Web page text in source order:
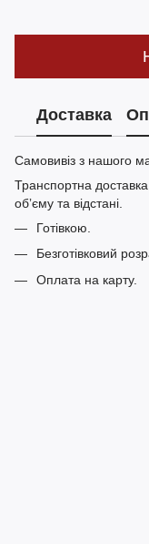
Доставка
Самовивіз з нашого
Транспортна
обʼєму та відстані.
Готівкою.
Безготівковий
Оплата на карту.